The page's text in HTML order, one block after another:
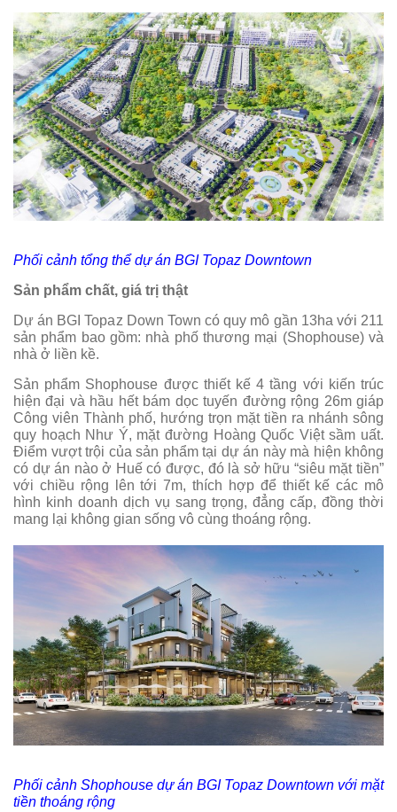
Phối cảnh tổng thể dự án BGI Topaz Downtown
Sản phẩm chất, giá trị thật
Dự án BGI Topaz Down Town có quy mô gần 13ha với 211
sản phẩm bao gồm: nhà phố thương mại (Shophouse) và
nhà ở liền kề.
Sản phẩm Shophouse được thiết kế 4 tầng với kiến trúc
hiện đại và hầu hết bám dọc tuyến đường rộng 26m giáp
Công viên Thành phố, hướng trọn mặt tiền ra nhánh sông
quy hoạch Như Ý, mặt đường Hoàng Quốc Việt sầm uất.
Điểm vượt trội của sản phẩm tại dự án này mà hiện không
có dự án nào ở Huế có được, đó là sở hữu “siêu mặt tiền”
với chiều rộng lên tới 7m, thích hợp để thiết kế các mô
hình kinh doanh dịch vụ sang trọng, đẳng cấp, đồng thời
mang lại không gian sống vô cùng thoáng rộng.
Phối cảnh Shophouse dự án BGI Topaz Downtown với mặt
tiền thoáng rộng